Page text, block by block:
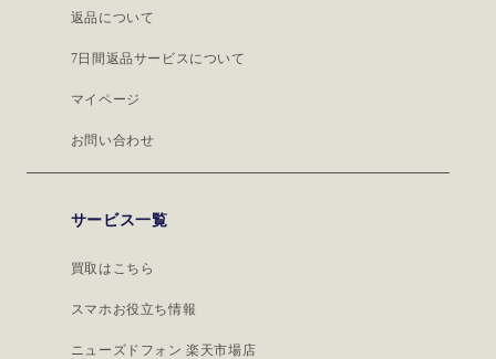
返品について
7日間返品サービスについて
マイページ
お問い合わせ
サービス一覧
買取はこちら
スマホお役立ち情報
ニューズドフォン 楽天市場店